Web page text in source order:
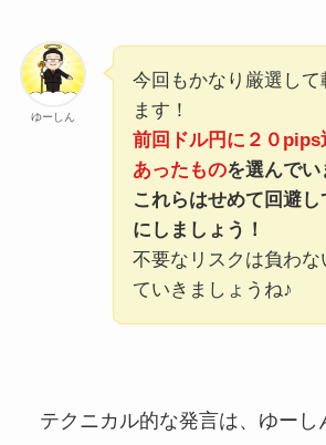
ゆーしん
今回もかなり厳選して
ます！
前回ドル円に２０pips
あったものを選んでい
これらはせめて回避し
にしましょう！
不要なリスクは負わな
ていきましょうね♪
テクニカル的な発言は、ゆーし